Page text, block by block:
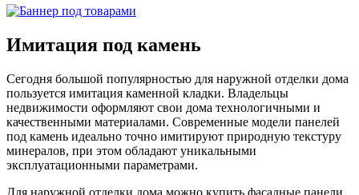
Имитация под камень
Сегодня большой популярностью для наружной отделки дома
пользуется имитация каменной кладки. Владельцы
недвижимости оформляют свои дома технологичными и
качественными материалами. Современные модели панелей
под камень идеально точно имитируют природную текстуру
минералов, при этом обладают уникальными
эксплуатационными параметрами.
Для наружной отделки дома можно купить фасадные панели